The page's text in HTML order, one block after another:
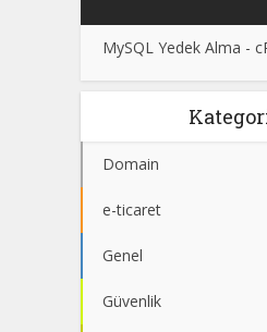
MySQL Yedek Alma -
Domain
e-ticaret
Genel
Güvenlik